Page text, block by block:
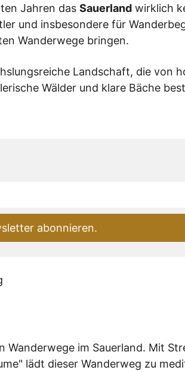
Jahren das Sauerland wirklich
und insbesondere für
Wanderwege bringen.
Landschaft, die von
Wälder und klare Bäche
abonnieren.
im Sauerland. Mit
lädt dieser Wanderweg zu